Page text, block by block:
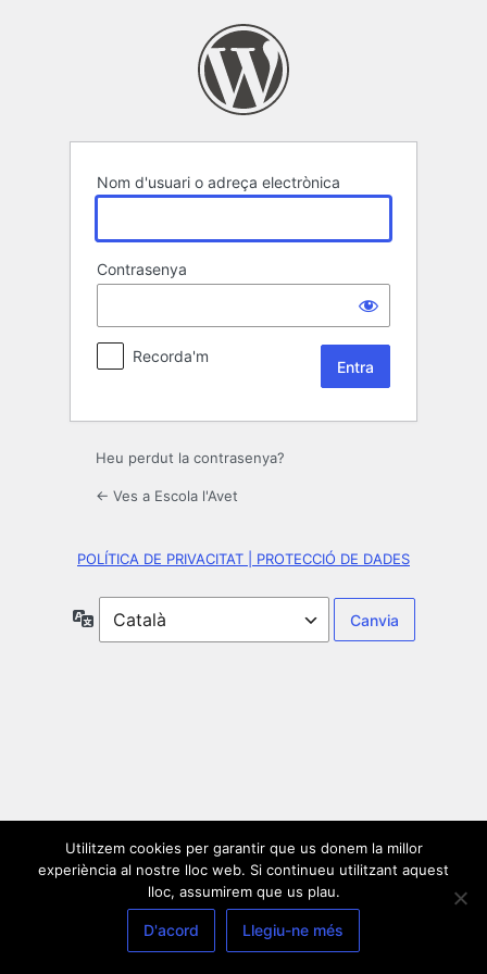
Nom d'usuari o adreça electrònica
Contrasenya
Recorda'm
Heu perdut la contrasenya?
← Ves a Escola l'Avet
POLÍTICA DE PRIVACITAT | PROTECCIÓ DE DADES
Idioma
Utilitzem cookies per garantir que us donem la millor
experiència al nostre lloc web. Si continueu utilitzant aquest
lloc, assumirem que us plau.
D'acord Llegiu-ne més